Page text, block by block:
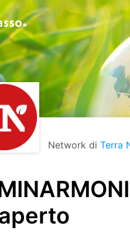
Network di Terra